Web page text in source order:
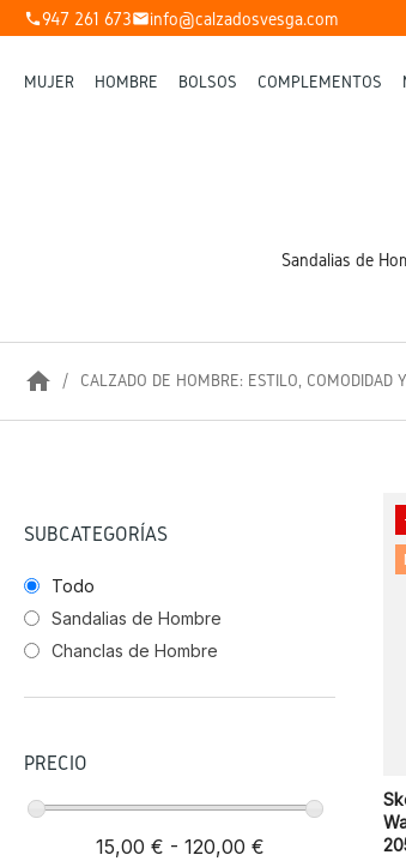
phone947 261 673mailinfo@calzadosvesga.com
MUJER HOMBRE BOLSOS COMPLEMENTOS
Sandalias de
home CALZADO DE HOMBRE: ESTILO, COMODIDAD
SUBCATEGORÍAS
Todo
Sandalias de Hombre
Chanclas de Hombre
PRECIO
15,00 € - 120,00 €